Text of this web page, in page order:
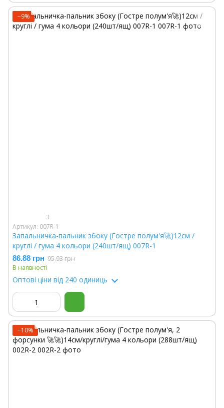
−9%
3
Артикул: 007R-1
Запальничка-пальник збоку (Гостре полум'я🚀)12см /
круглі / гума 4 кольори (240шт/ящ) 007R-1
86.88 грн 95.93 грн
В наявності
Оптові ціни від 240 одиниць
−10%